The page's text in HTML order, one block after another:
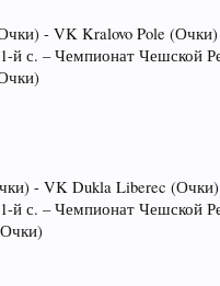
- VK Kralovo Pole (Очки)
й с. – Чемпионат Чешской
- VK Dukla Liberec (Очки)
й с. – Чемпионат Чешской